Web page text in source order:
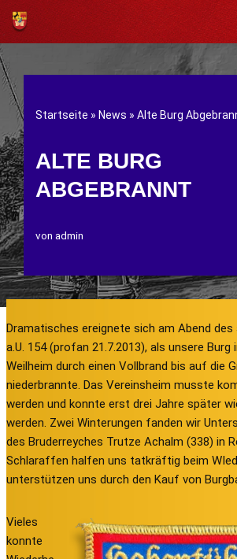
Zum
Startseite » News » Alte Burg
ALTE BURG
ABGEBRANNT
von admin
Dramatisches ereignete sich am Abend des
a.U. 154 (profan 21.7.2013), als unsere
Weilheim durch einen Vollbrand bis auf die
niederbrannte. Das Vereinsheim musste
werden und konnte erst drei Jahre später
werden. Zwei Winterungen fanden wir
des Bruderreyches Trutze Achalm (338) in
Schlaraffen halfen uns tatkräftig beim
unterstützen uns durch den Kauf von
Vieles
konnte